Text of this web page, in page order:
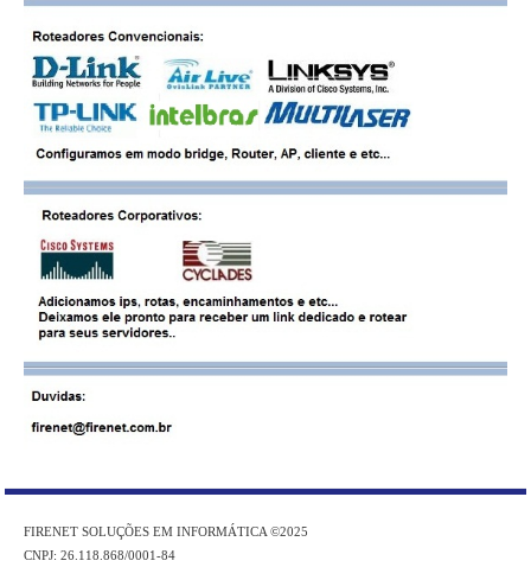
FIRENET SOLUÇÕES EM INFORMÁTICA ©2025
CNPJ: 26.118.868/0001-84